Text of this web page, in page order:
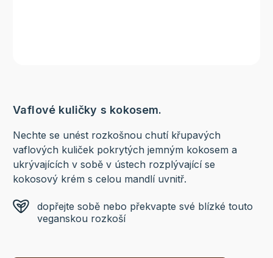
Vaflové kuličky s kokosem.
Nechte se unést rozkošnou chutí křupavých
vaflových kuliček pokrytých jemným kokosem a
ukrývajících v sobě v ústech rozplývající se
kokosový krém s celou mandlí uvnitř.
dopřejte sobě nebo překvapte své blízké touto
veganskou rozkoší